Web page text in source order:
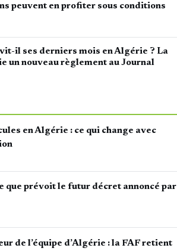
peuvent en profiter sous conditions
il ses derniers mois en Algérie ? La
un nouveau règlement au Journal
en Algérie : ce qui change avec
que prévoit le futur décret annoncé par
de l’équipe d’Algérie : la FAF retient